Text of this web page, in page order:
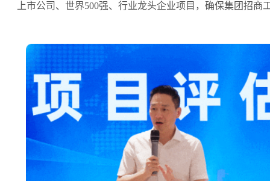
上市公司、世界500强、行业龙头企业项目，确保集团招商